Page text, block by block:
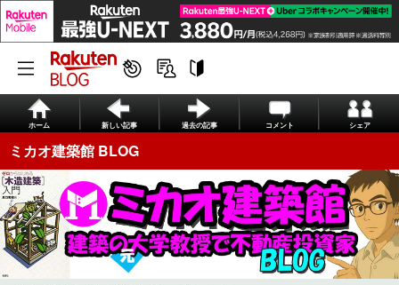
ホーム 新しい記事 過去の記事 コメント シェア
ミカオ建築館 BLOG